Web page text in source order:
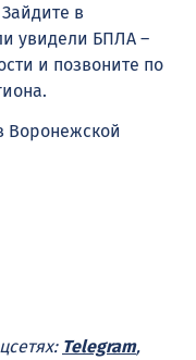
в
увидели БПЛА –
и позвоните по
Воронежской
Telegram,